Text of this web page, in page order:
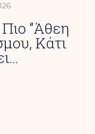
“άθεη
Κάτι